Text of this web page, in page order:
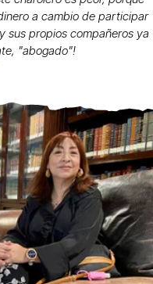
a cambio de participar
sus propios compañeros ya
"abogado"!